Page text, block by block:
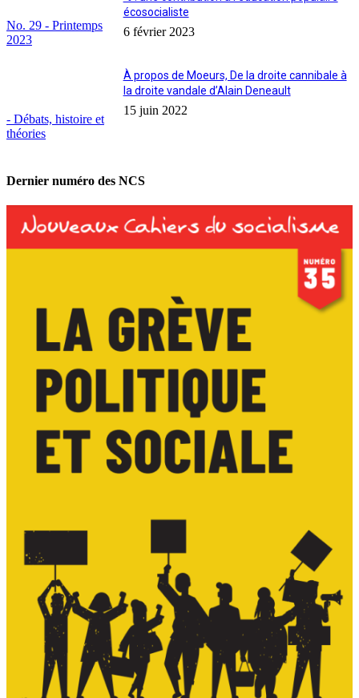
No. 29 - Printemps
2023
écosocialiste
6 février 2023
- Débats, histoire et
théories
À propos de Moeurs, De la droite cannibale à
la droite vandale d’Alain Deneault
15 juin 2022
Dernier numéro des NCS